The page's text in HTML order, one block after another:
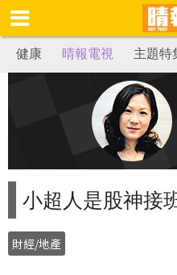
健康 晴報電視 主題特
小超人是股神接
財經/地產